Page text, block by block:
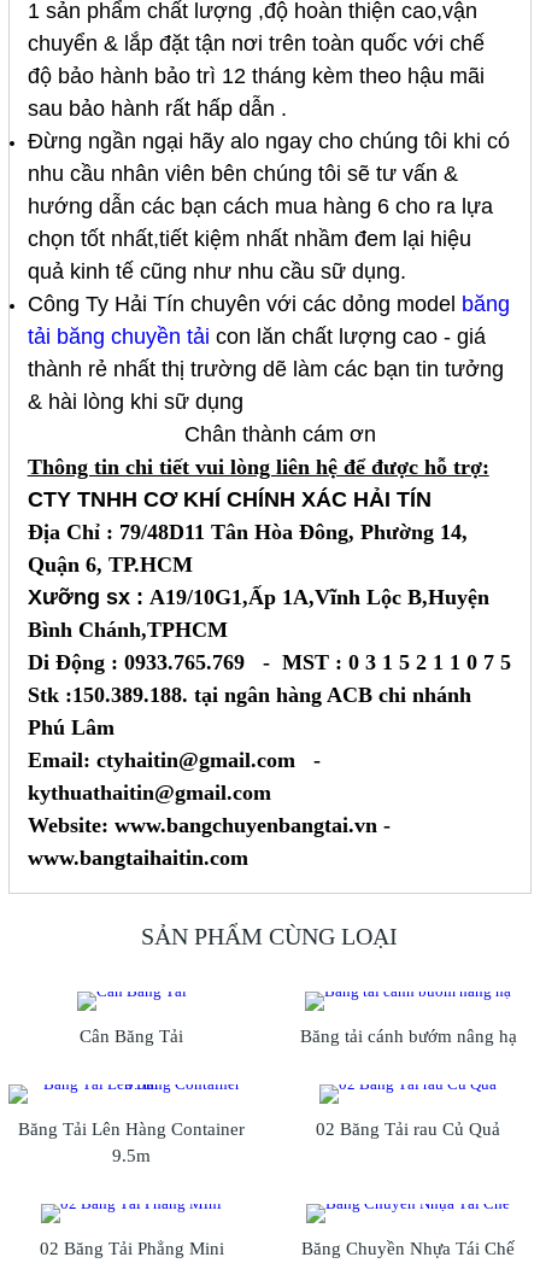
1 sản phẩm chất lượng ,độ hoàn thiện cao,vận
chuyển & lắp đặt tận nơi trên toàn quốc với chế
độ bảo hành bảo trì 12 tháng kèm theo hậu mãi
sau bảo hành rất hấp dẫn .
Đừng ngần ngại hãy alo ngay cho chúng tôi khi có
nhu cầu nhân viên bên chúng tôi sẽ tư vấn &
hướng dẫn các bạn cách mua hàng 6 cho ra lựa
chọn tốt nhất,tiết kiệm nhất nhầm đem lại hiệu
quả kinh tế cũng như nhu cầu sữ dụng.
Công Ty Hải Tín chuyên với các dỏng model băng
tải băng chuyền tải con lăn chất lượng cao - giá
thành rẻ nhất thị trường dẽ làm các bạn tin tưởng
& hài lòng khi sữ dụng
Chân thành cám ơn
Thông tin chi tiết vui lòng liên hệ để được hỗ trợ:
CTY TNHH CƠ KHÍ CHÍNH XÁC HẢI TÍN
Địa Chỉ : 79/48D11 Tân Hòa Đông, Phường 14,
Quận 6, TP.HCM
Xưỡng sx : A19/10G1,Ấp 1A,Vĩnh Lộc B,Huyện
Bình Chánh,TPHCM
Di Động : 0933.765.769 - MST : 0 3 1 5 2 1 1 0 7 5
Stk :150.389.188. tại ngân hàng ACB chi nhánh
Phú Lâm
Email: ctyhaitin@gmail.com -
kythuathaitin@gmail.com
Website: www.bangchuyenbangtai.vn -
www.bangtaihaitin.com
SẢN PHẨM CÙNG LOẠI
Cân Băng Tải Băng tải cánh bướm nâng hạ
Băng Tải Lên Hàng Container
9.5m
02 Băng Tải rau Củ Quả
02 Băng Tải Phẳng Mini Băng Chuyền Nhựa Tái Chế